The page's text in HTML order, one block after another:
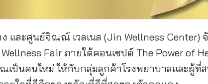
ง และศูนย์จิณณ์ เวลเนส (Jin Wellness
Fair ภายใต้คอนเซปต์ The Power of
ป็นคนใหม่ ให้กับกลุ่มลูกค้าโรงพยาบาลและผู้ที่